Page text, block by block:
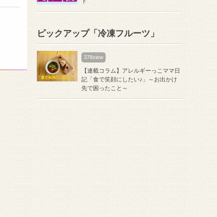
ピックアップ「冷凍フルーツ」
378view
【連載コラム】アレルギーっこママ日
記「食で笑顔にしたい♪」～お出かけ
先で困ったこと～